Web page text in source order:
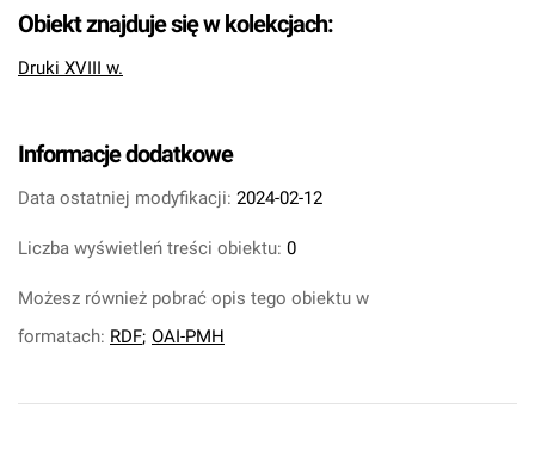
Obiekt znajduje się w kolekcjach:
Druki XVIII w.
Informacje dodatkowe
Data ostatniej modyfikacji: 2024-02-12
Liczba wyświetleń treści obiektu: 0
Możesz również pobrać opis tego obiektu w
formatach: RDF; OAI-PMH